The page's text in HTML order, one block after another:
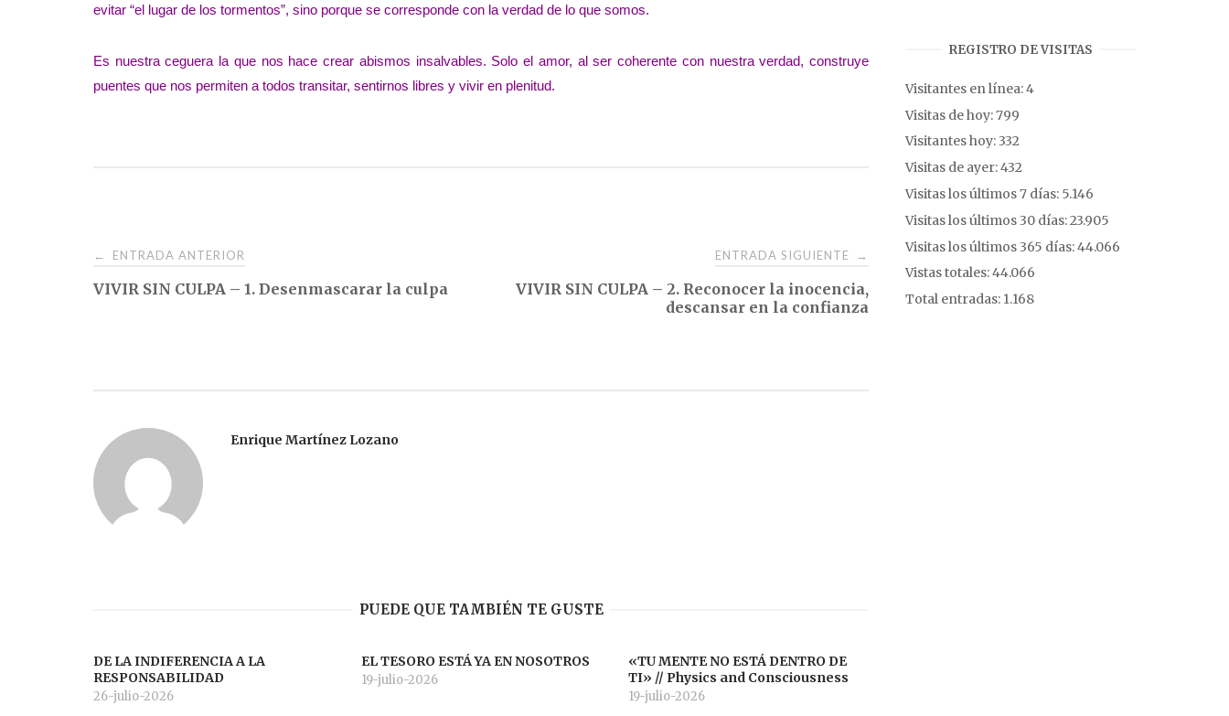
evitar “el lugar de los tormentos”, sino porque se corresponde con la verdad de lo que somos.
Es nuestra ceguera la que nos hace crear abismos insalvables. Solo el amor, al ser coherente con nuestra verdad, construye
puentes que nos permiten a todos transitar, sentirnos libres y vivir en plenitud.
Navegación
de
← ENTRADA ANTERIOR
VIVIR SIN CULPA – 1. Desenmascarar la culpa
ENTRADA SIGUIENTE →
VIVIR SIN CULPA – 2. Reconocer la inocencia,
descansar en la confianza
Enrique Martínez Lozano
PUEDE QUE TAMBIÉN TE GUSTE
DE LA INDIFERENCIA A LA
RESPONSABILIDAD
26-julio-2026
EL TESORO ESTÁ YA EN NOSOTROS
19-julio-2026
«TU MENTE NO ESTÁ DENTRO DE
TI» // Physics and Consciousness
19-julio-2026
REGISTRO DE VISITAS
Visitantes en línea:4
Visitas de hoy:799
Visitantes hoy:332
Visitas de ayer:432
Visitas los últimos 7 días: 5.146
Visitas los últimos 30 días:23.905
Visitas los últimos 365 días:44.066
Vistas totales:44.066
Total entradas: 1.168